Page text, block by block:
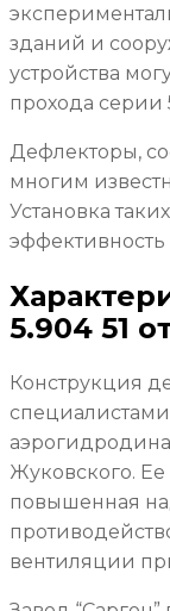
зданий и
устройства
прохода серии
Дефлекторы,
многим
Установка
эффективность
5.904 51
Конструкция
Жуковского. Ее
повышенная
вентиляции